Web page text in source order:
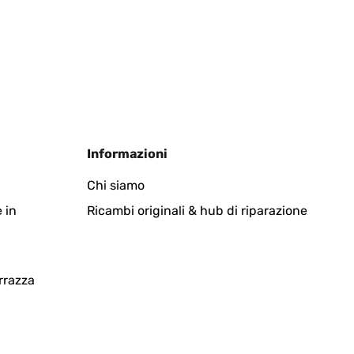
in
Informazioni
Chi siamo
Ricambi originali & hub di riparazione